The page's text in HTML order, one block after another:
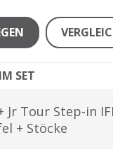
SET
Jr Tour Step-in
+ Stöcke